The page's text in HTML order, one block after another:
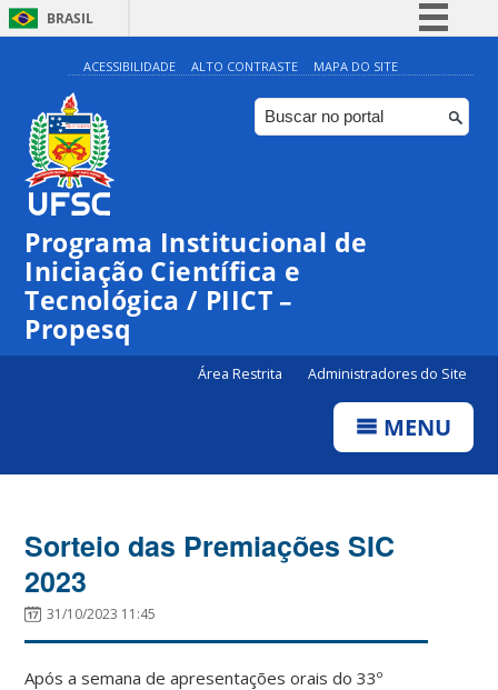
BRASIL
Simplifique!
Comunica BR
Participe
Canais
ACESSIBILIDADE ALTO CONTRASTE MAPA DO SITE
Programa Institucional de
Iniciação Científica e
Tecnológica / PIICT –
Propesq
Área Restrita Administradores do Site
MENU
Sorteio das Premiações SIC
2023
31/10/2023 11:45
Após a semana de apresentações orais do 33º